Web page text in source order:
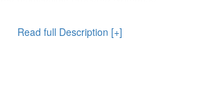
atsakymus į klausimus.
created using
participating in the ESS Round 8
in the ESS Data Archive on 2018-
Read full Description [+]